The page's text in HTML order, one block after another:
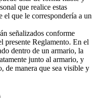
que realice estas
el que le correspondería a un
señalizados conforme
presente Reglamento. En el
dentro de un armario, la
junto al armario, y
de manera que sea visible y